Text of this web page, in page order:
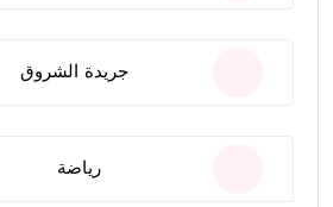
جريدة الشروق
رياضة